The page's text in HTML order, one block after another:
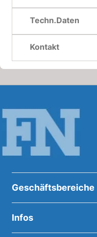
Techn.Daten
Kontakt
Geschäftsbereiche
Infos